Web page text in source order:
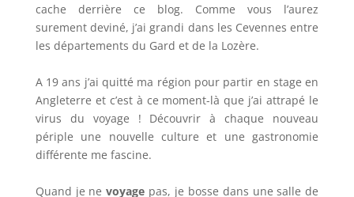
cache derrière ce blog. Comme vous l’aurez
surement deviné, j’ai grandi dans les Cevennes entre
les départements du Gard et de la Lozère.
A 19 ans j’ai quitté ma région pour partir en stage en
Angleterre et c’est à ce moment-là que j’ai attrapé le
virus du voyage ! Découvrir à chaque nouveau
périple une nouvelle culture et une gastronomie
différente me fascine.
Quand je nevoyage pas, je bosse dans une salle de